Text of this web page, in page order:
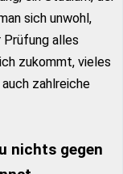
sich unwohl,
Prüfung alles
zukommt, vieles
zahlreiche
nichts gegen